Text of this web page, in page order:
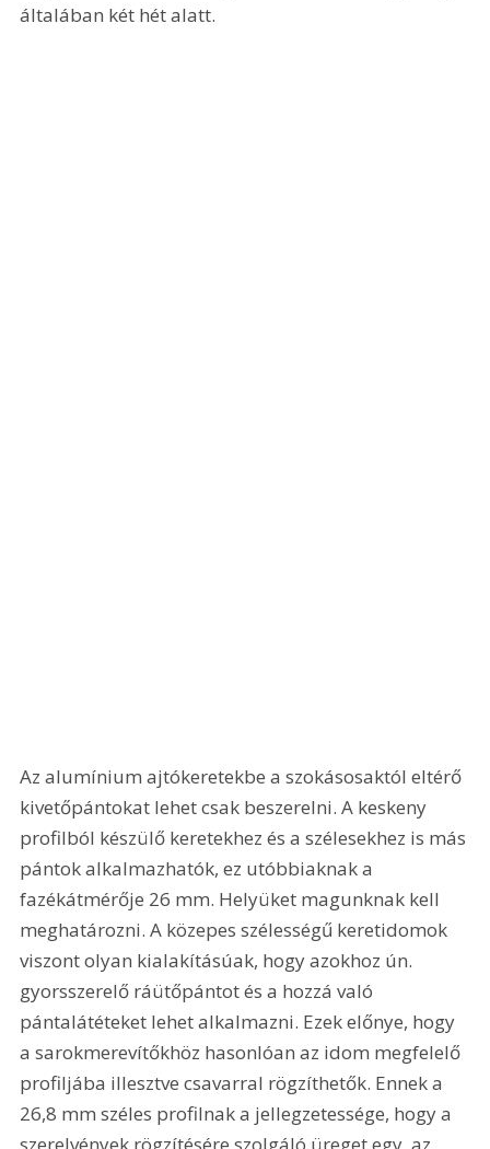
általában két hét alatt.
Az alumínium ajtókeretekbe a szokásosaktól eltérő
kivetőpántokat lehet csak beszerelni. A keskeny
profilból készülő keretekhez és a szélesekhez is más
pántok alkalmazhatók, ez utóbbiaknak a
fazékátmérője 26 mm. Helyüket magunknak kell
meghatározni. A közepes szélességű keretidomok
viszont olyan kialakításúak, hogy azokhoz ún.
gyorsszerelő ráütőpántot és a hozzá való
pántalátéteket lehet alkalmazni. Ezek előnye, hogy
a sarokmerevítőkhöz hasonlóan az idom megfelelő
profiljába illesztve csavarral rögzíthetők. Ennek a
26,8 mm széles profilnak a jellegzetessége, hogy a